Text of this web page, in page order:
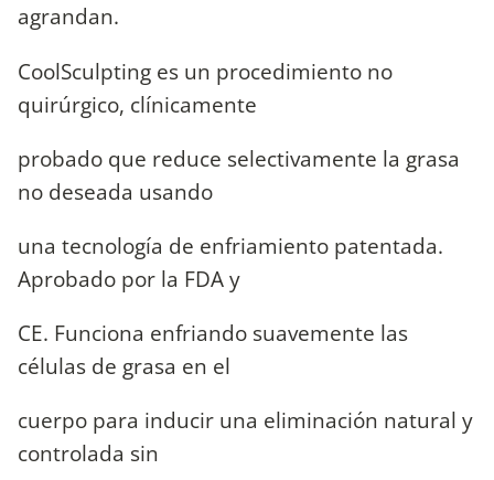
agrandan.
CoolSculpting es un procedimiento no
quirúrgico, clínicamente
probado que reduce selectivamente la grasa
no deseada usando
una tecnología de enfriamiento patentada.
Aprobado por la FDA y
CE. Funciona enfriando suavemente las
células de grasa en el
cuerpo para inducir una eliminación natural y
controlada sin